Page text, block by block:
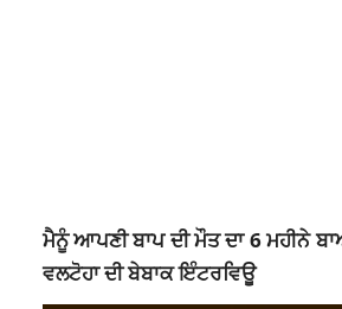
ਮੈਨੂੰ ਆਪਣੀ ਬਾਪ ਦੀ ਮੌਤ ਦਾ 6 ਮਹੀਨੇ
ਵਲਟੋਹਾ ਦੀ ਬੇਬਾਕ ਇੰਟਰਵਿਊ